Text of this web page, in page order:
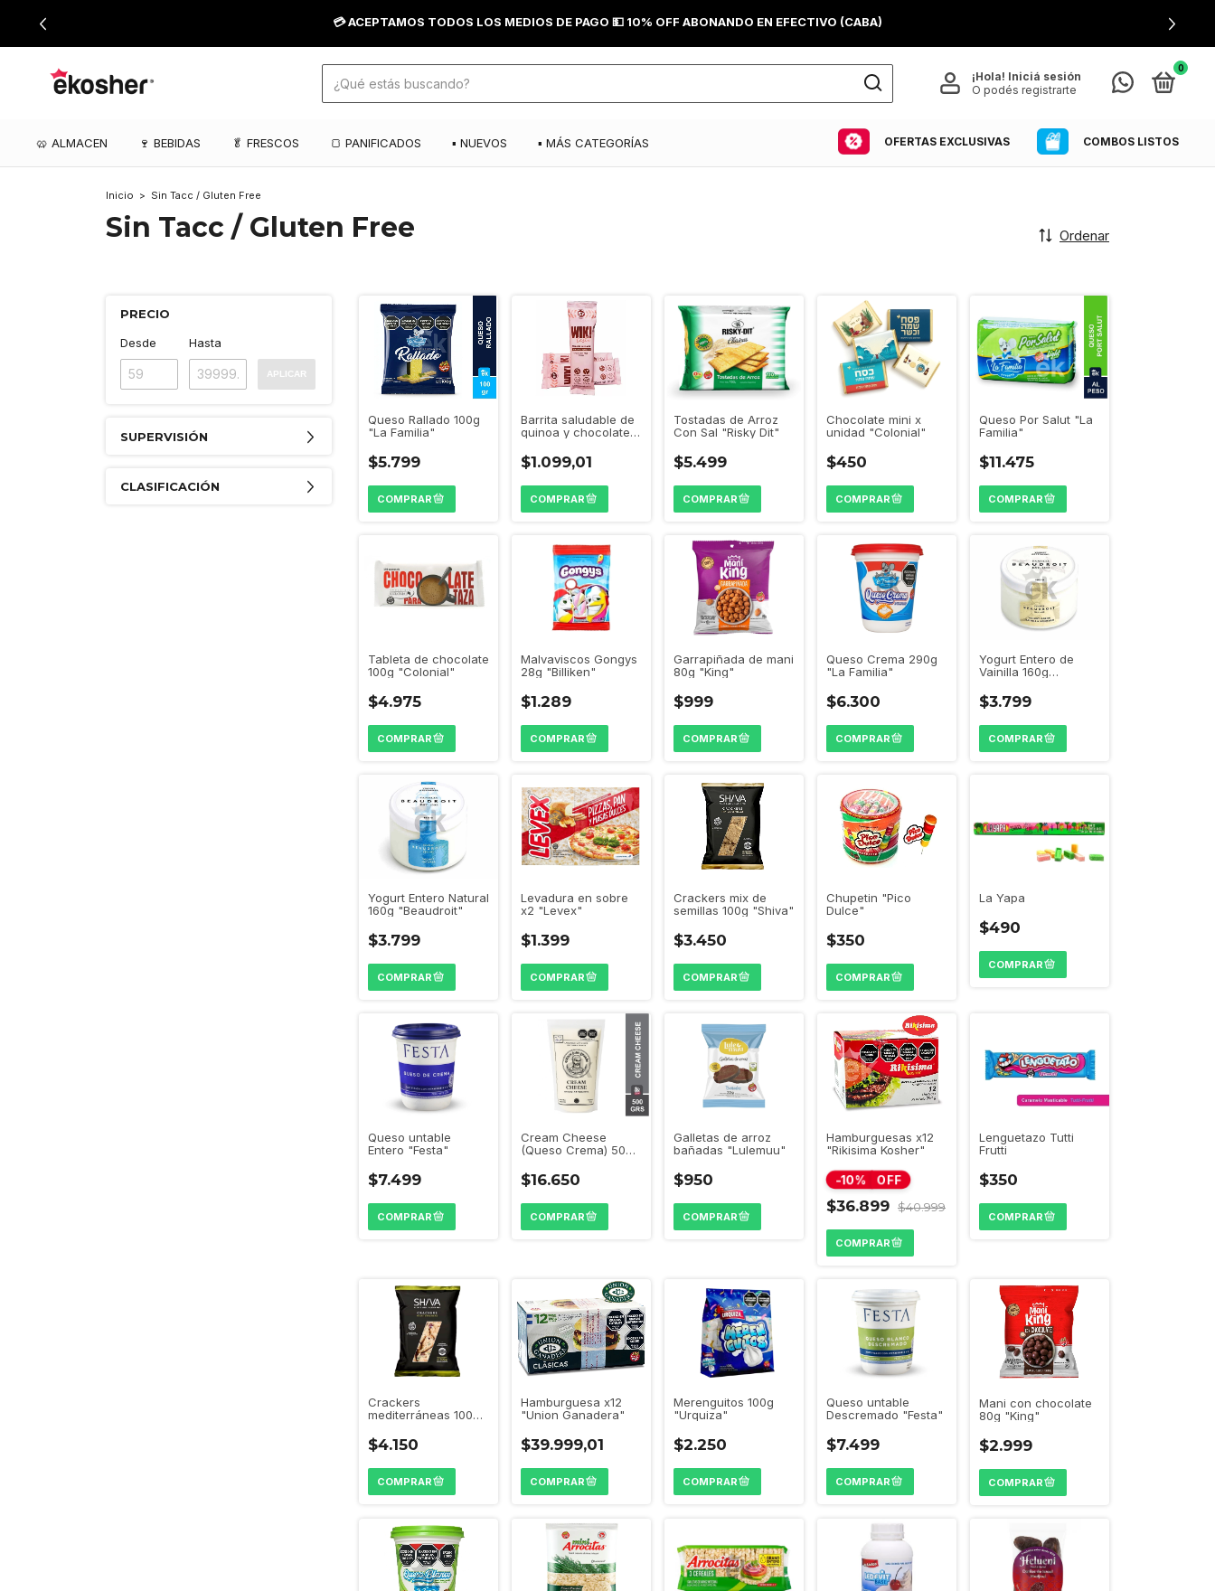
💳 ACEPTAMOS TODOS LOS MEDIOS DE PAGO 💵 10% OFF ABONANDO EN EFECTIVO (CABA)
¡Hola! Iniciá sesión
O podés registrarte
0
🥨 ALMACEN 🍷 BEBIDAS 🥬 FRESCOS 🍞 PANIFICADOS ▪️ NUEVOS ▪️ MÁS CATEGORÍAS OFERTAS EXCLUSIVAS COMBOS LISTOS
Inicio > Sin Tacc / Gluten Free
Sin Tacc / Gluten Free Ordenar
PRECIO
Desde
Hasta
APLICAR
SUPERVISIÓN
CLASIFICACIÓN
Queso Rallado 100g
"La Familia"
$5.799
Barrita saludable de
quinoa y chocolate
$1.099,01
Tostadas de Arroz
Con Sal "Risky Dit"
$5.499
Chocolate mini x
unidad "Colonial"
$450
Queso Por Salut "La
Familia"
$11.475
Tableta de chocolate
100g "Colonial"
$4.975
Malvaviscos Gongys
28g "Billiken"
$1.289
Garrapiñada de mani
80g "King"
$999
Queso Crema 290g
"La Familia"
$6.300
Yogurt Entero de
Vainilla 160g
$3.799
Yogurt Entero Natural
160g "Beaudroit"
$3.799
Levadura en sobre
x2 "Levex"
$1.399
Crackers mix de
semillas 100g "Shiva"
$3.450
Chupetin "Pico
Dulce"
$350
La Yapa
$490
Queso untable
Entero "Festa"
$7.499
Cream Cheese
(Queso Crema) 500g
$16.650
Galletas de arroz
bañadas "Lulemuu"
$950
Hamburguesas x12
"Rikisima Kosher"
-10% OFF
$36.899 $40.999
Lenguetazo Tutti
Frutti
$350
Crackers
mediterráneas 100g
$4.150
Hamburguesa x12
"Union Ganadera"
$39.999,01
Merenguitos 100g
"Urquiza"
$2.250
Queso untable
Descremado "Festa"
$7.499
Mani con chocolate
80g "King"
$2.999